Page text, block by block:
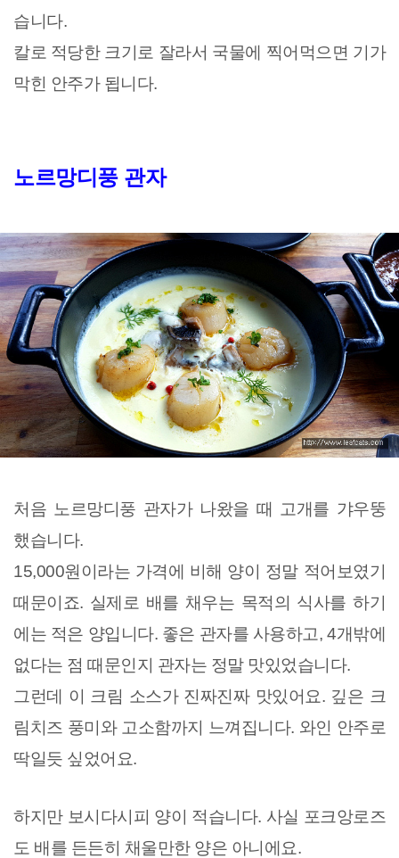
습니다.
칼로 적당한 크기로 잘라서 국물에 찍어먹으면 기가
막힌 안주가 됩니다.
노르망디풍 관자
처음 노르망디풍 관자가 나왔을 때 고개를 갸우뚱
했습니다.
15,000원이라는 가격에 비해 양이 정말 적어보였기
때문이죠. 실제로 배를 채우는 목적의 식사를 하기
에는 적은 양입니다. 좋은 관자를 사용하고, 4개밖에
없다는 점 때문인지 관자는 정말 맛있었습니다.
그런데 이 크림 소스가 진짜진짜 맛있어요. 깊은 크
림치즈 풍미와 고소함까지 느껴집니다. 와인 안주로
딱일듯 싶었어요.
하지만 보시다시피 양이 적습니다. 사실 포크앙로즈
도 배를 든든히 채울만한 양은 아니에요.